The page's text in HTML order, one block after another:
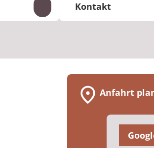
Inhalte auf- und
Kontakt
Anfahrt